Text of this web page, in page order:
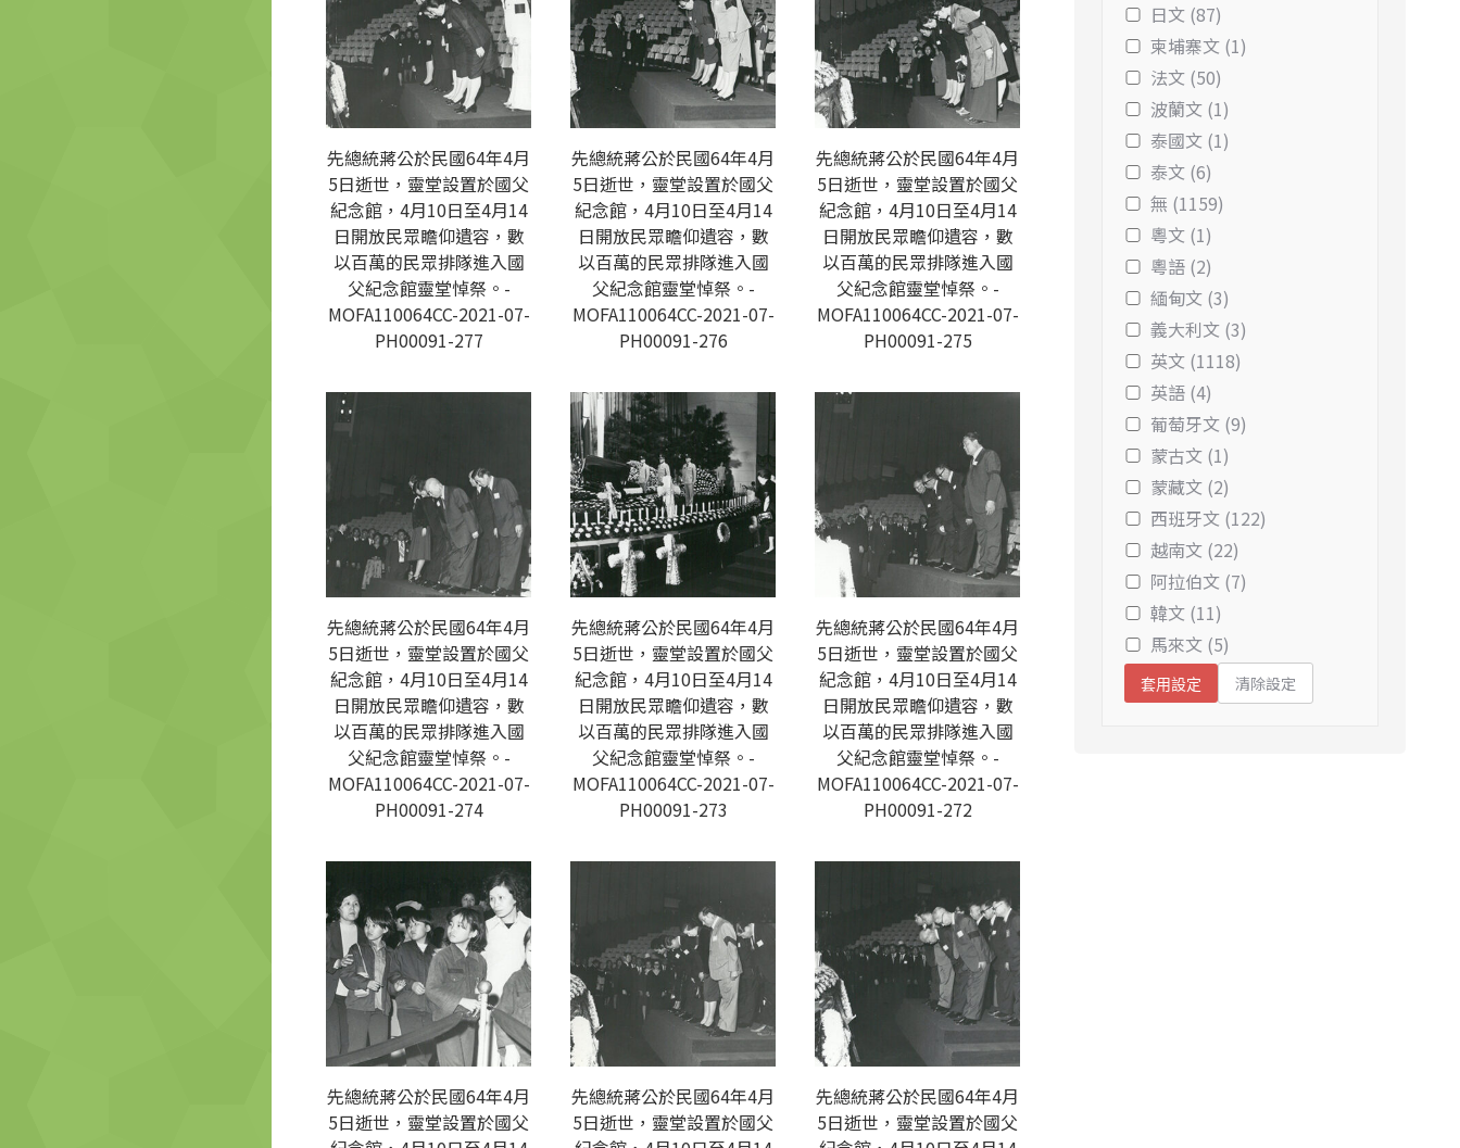
先總統蔣公於民國64年4月
5日逝世，靈堂設置於國父
紀念館，4月10日至4月14
日開放民眾瞻仰遺容，數
以百萬的民眾排隊進入國
父紀念館靈堂悼祭。-
MOFA110064CC-2021-07-
PH00091-277
先總統蔣公於民國64年4月
5日逝世，靈堂設置於國父
紀念館，4月10日至4月14
日開放民眾瞻仰遺容，數
以百萬的民眾排隊進入國
父紀念館靈堂悼祭。-
MOFA110064CC-2021-07-
PH00091-276
先總統蔣公於民國64年4月
5日逝世，靈堂設置於國父
紀念館，4月10日至4月14
日開放民眾瞻仰遺容，數
以百萬的民眾排隊進入國
父紀念館靈堂悼祭。-
MOFA110064CC-2021-07-
PH00091-275
先總統蔣公於民國64年4月
5日逝世，靈堂設置於國父
紀念館，4月10日至4月14
日開放民眾瞻仰遺容，數
以百萬的民眾排隊進入國
父紀念館靈堂悼祭。-
MOFA110064CC-2021-07-
PH00091-274
先總統蔣公於民國64年4月
5日逝世，靈堂設置於國父
紀念館，4月10日至4月14
日開放民眾瞻仰遺容，數
以百萬的民眾排隊進入國
父紀念館靈堂悼祭。-
MOFA110064CC-2021-07-
PH00091-273
先總統蔣公於民國64年4月
5日逝世，靈堂設置於國父
紀念館，4月10日至4月14
日開放民眾瞻仰遺容，數
以百萬的民眾排隊進入國
父紀念館靈堂悼祭。-
MOFA110064CC-2021-07-
PH00091-272
先總統蔣公於民國64年4月
5日逝世，靈堂設置於國父
先總統蔣公於民國64年4月
5日逝世，靈堂設置於國父
先總統蔣公於民國64年4月
5日逝世，靈堂設置於國父
日文 (87)
柬埔寨文 (1)
法文 (50)
波蘭文 (1)
泰國文 (1)
泰文 (6)
無 (1159)
粵文 (1)
粵語 (2)
緬甸文 (3)
義大利文 (3)
英文 (1118)
英語 (4)
葡萄牙文 (9)
蒙古文 (1)
蒙藏文 (2)
西班牙文 (122)
越南文 (22)
阿拉伯文 (7)
韓文 (11)
馬來文 (5)
套用設定 清除設定